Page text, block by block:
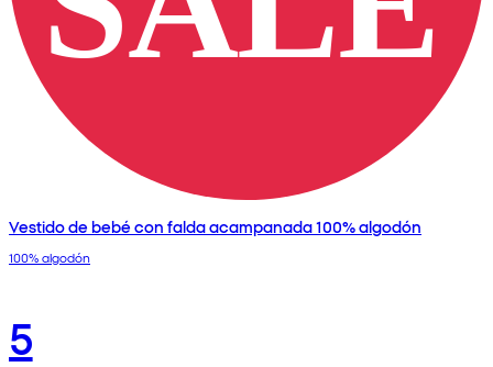
Vestido de bebé con falda acampanada 100% algodón
100% algodón
5